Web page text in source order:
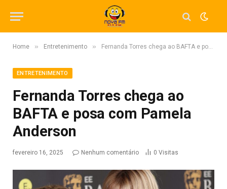
Home » Entretenimento » Fernanda Torres chega ao BAFTA e posa com Pamela Anderson
ENTRETENIMENTO
Fernanda Torres chega ao
BAFTA e posa com Pamela
Anderson
fevereiro 16, 2025 Nenhum comentário 0 Visitas